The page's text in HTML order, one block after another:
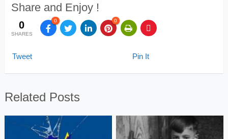
Share and Enjoy !
0
SHARES
0 0
Tweet Pin It
Related Posts